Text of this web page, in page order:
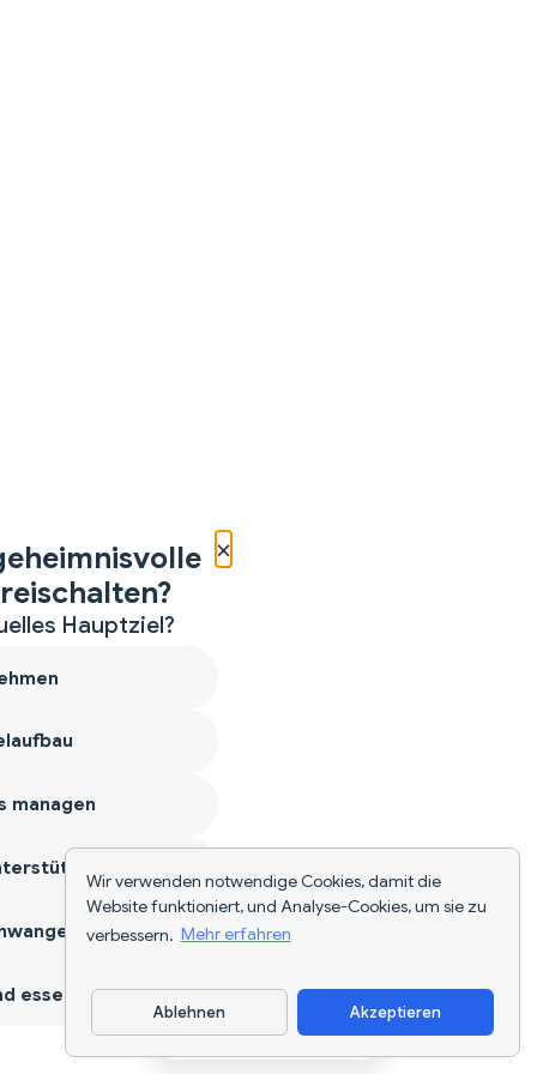
Wir verwenden notwendige Cookies, damit die
Website funktioniert, und Analyse-Cookies, um sie zu
verbessern. Mehr erfahren
Ablehnen Akzeptieren
App herunterladen
×
Hauptziel?
managen
essen